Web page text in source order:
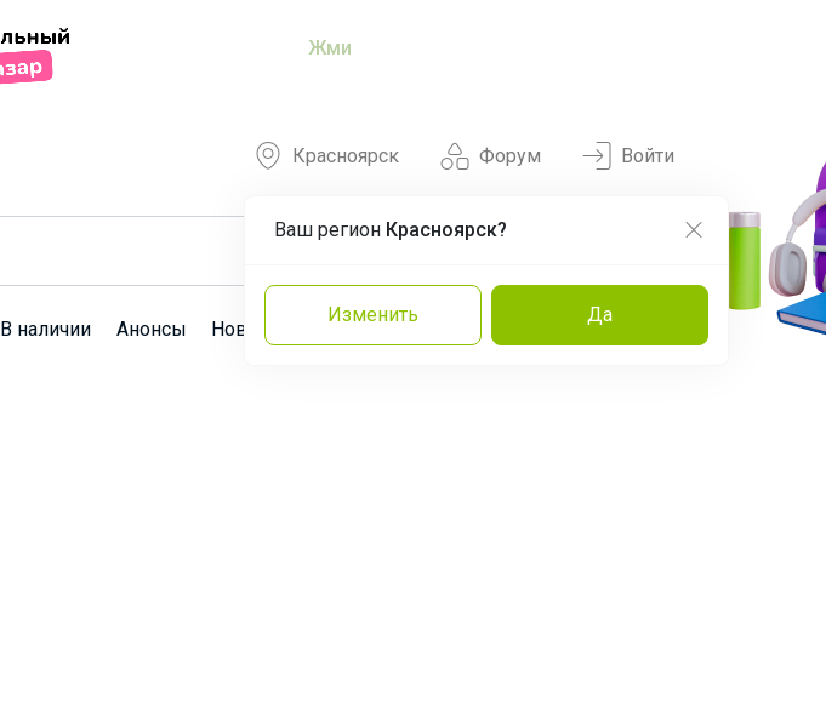
Жми
Форум
Красноярск
Ваш регион Красноярск?
Изменить Да
Войти
В наличии Анонсы Новости Команда Эксперты